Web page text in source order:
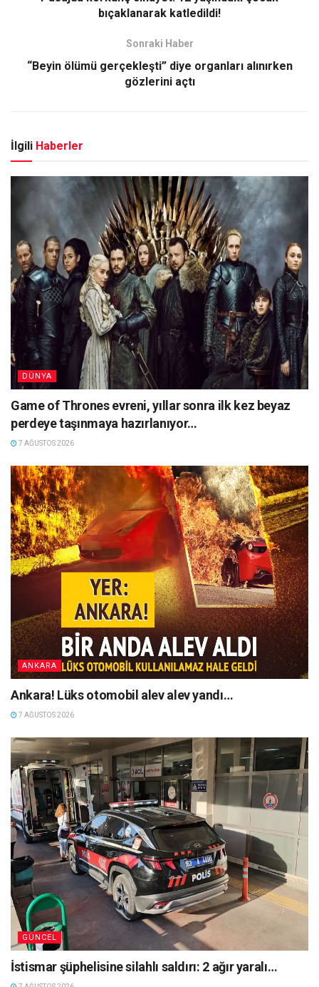
bıçaklanarak katledildi!
Sonraki Haber
“Beyin ölümü gerçekleşti” diye organları alınırken
gözlerini açtı
İlgili Haberler
DÜNYA
Game of Thrones evreni, yıllar sonra ilk kez beyaz
perdeye taşınmaya hazırlanıyor…
7 AĞUSTOS 2026
ANKARA
Ankara! Lüks otomobil alev alev yandı…
7 AĞUSTOS 2026
GÜNCEL
İstismar şüphelisine silahlı saldırı: 2 ağır yaralı…